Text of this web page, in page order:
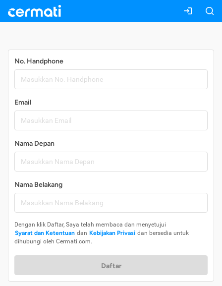
No. Handphone
Email
Nama Depan
Nama Belakang
Dengan klik Daftar, Saya telah membaca dan menyetujui
Syarat dan Ketentuan dan Kebijakan Privasi dan bersedia untuk
dihubungi oleh Cermati.com.
Daftar